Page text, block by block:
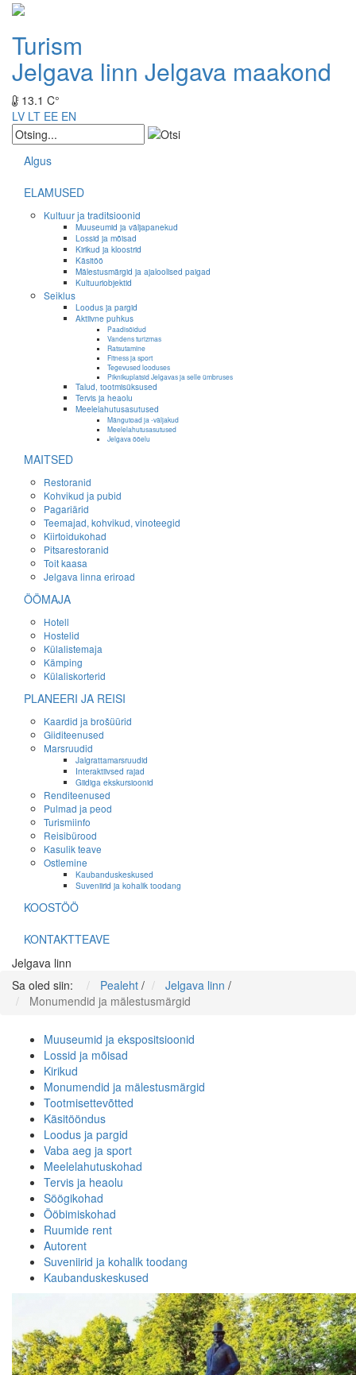
Turism
Jelgava linn Jelgava maakond
13.1 C°
LV LT EE EN
Algus
ELAMUSED
Kultuur ja traditsioonid
Muuseumid ja väljapanekud
Lossid ja mõisad
Kirikud ja kloostrid
Käsitöö
Mälestusmärgid ja ajaloolised paigad
Kultuuriobjektid
Seiklus
Loodus ja pargid
Aktiivne puhkus
Paadisõidud
Vandens turizmas
Ratsutamine
Fitness ja sport
Tegevused looduses
Piknikuplatsid Jelgavas ja selle ümbruses
Talud, tootmisüksused
Tervis ja heaolu
Meelelahutusasutused
Mängutoad ja -väljakud
Meelelahutusasutused
Jelgava ööelu
MAITSED
Restoranid
Kohvikud ja pubid
Pagariärid
Teemajad, kohvikud, vinoteegid
Kiirtoidukohad
Pitsarestoranid
Toit kaasa
Jelgava linna eriroad
ÖÖMAJA
Hotell
Hostelid
Külalistemaja
Kämping
Külaliskorterid
PLANEERI JA REISI
Kaardid ja brošüürid
Giiditeenused
Marsruudid
Jalgrattamarsruudid
Interaktiivsed rajad
Giidiga ekskursioonid
Renditeenused
Pulmad ja peod
Turismiinfo
Reisibürood
Kasulik teave
Ostlemine
Kaubanduskeskused
Suveniirid ja kohalik toodang
KOOSTÖÖ
KONTAKTTEAVE
Jelgava linn
Sa oled siin:
Pealeht / Jelgava linn /
Monumendid ja mälestusmärgid
Muuseumid ja ekspositsioonid
Lossid ja mõisad
Kirikud
Monumendid ja mälestusmärgid
Tootmisettevõtted
Käsitööndus
Loodus ja pargid
Vaba aeg ja sport
Meelelahutuskohad
Tervis ja heaolu
Söögikohad
Ööbimiskohad
Ruumide rent
Autorent
Suveniirid ja kohalik toodang
Kaubanduskeskused